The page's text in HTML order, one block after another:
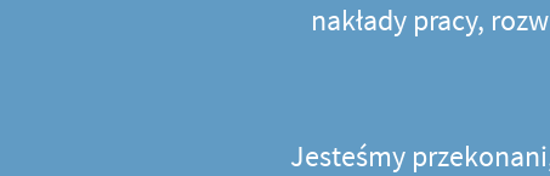
nakłady pracy,
Jesteśmy